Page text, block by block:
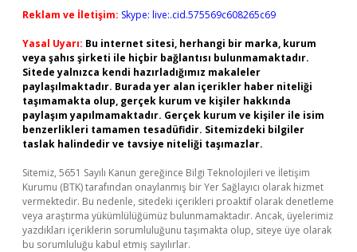
Reklam ve İletişim: Skype: live:.cid.575569c608265c69
Yasal Uyarı: Bu internet sitesi, herhangi bir marka, kurum
veya şahıs şirketi ile hiçbir bağlantısı bulunmamaktadır.
Sitede yalnızca kendi hazırladığımız makaleler
paylaşılmaktadır. Burada yer alan içerikler haber niteliği
taşımamakta olup, gerçek kurum ve kişiler hakkında
paylaşım yapılmamaktadır. Gerçek kurum ve kişiler ile isim
benzerlikleri tamamen tesadüfidir. Sitemizdeki bilgiler
taslak halindedir ve tavsiye niteliği taşımazlar.
Sitemiz, 5651 Sayılı Kanun gereğince Bilgi Teknolojileri ve İletişim
Kurumu (BTK) tarafından onaylanmış bir Yer Sağlayıcı olarak hizmet
vermektedir. Bu nedenle, sitedeki içerikleri proaktif olarak denetleme
veya araştırma yükümlülüğümüz bulunmamaktadır. Ancak, üyelerimiz
yazdıkları içeriklerin sorumluluğunu taşımakta olup, siteye üye olarak
bu sorumluluğu kabul etmiş sayılırlar.